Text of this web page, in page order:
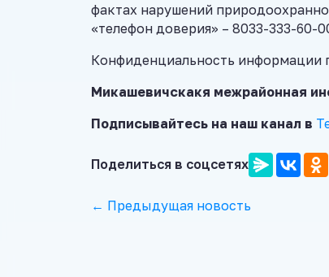
фактах нарушений
«телефон доверия» – 8033-333-60-
Конфиденциальность информации
Микашевичскакя межрайонная
Подписывайтесь на наш канал в
Поделиться в соцсетях
← Предыдущая новость